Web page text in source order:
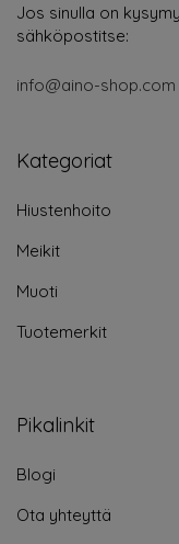
Jos sinulla on
sähköpostitse:
info@aino-shop.com
Kategoriat
Hiustenhoito
Meikit
Muoti
Tuotemerkit
Pikalinkit
Blogi
Ota yhteyttä